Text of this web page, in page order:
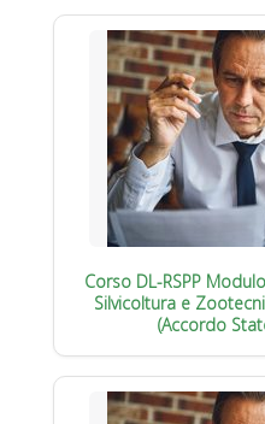
Corso DL-RSPP
Silvicoltura e
(Accordo